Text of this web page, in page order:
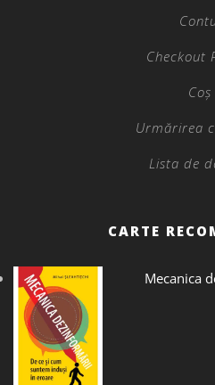
Checkout
Coș
Urmărirea
Lista de
CARTE
Mecanica